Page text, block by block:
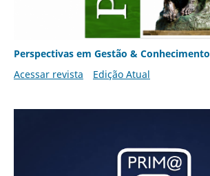
Perspectivas em Gestão & Conhecimento
Acessar revista
Edição Atual